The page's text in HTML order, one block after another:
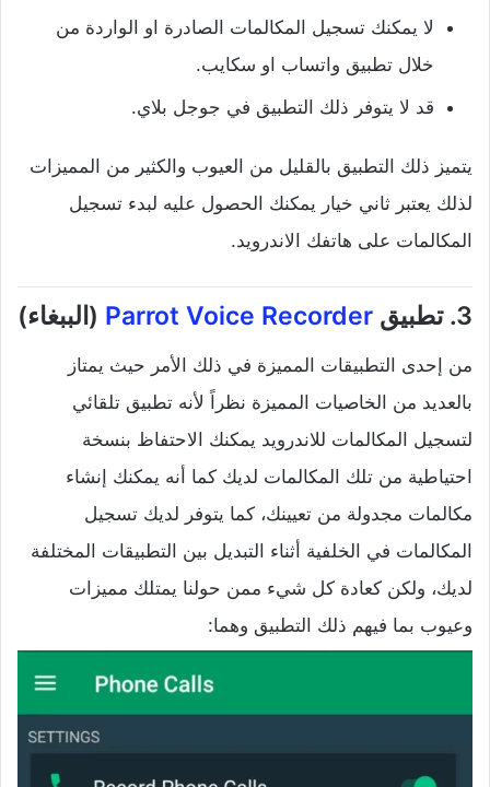
لا يمكنك تسجيل المكالمات الصادرة او الواردة من
خلال تطبيق واتساب او سكايب.
قد لا يتوفر ذلك التطبيق في جوجل بلاي.
يتميز ذلك التطبيق بالقليل من العيوب والكثير من المميزات
لذلك يعتبر ثاني خيار يمكنك الحصول عليه لبدء تسجيل
المكالمات على هاتفك الاندرويد.
3. تطبيق Parrot Voice Recorder (الببغاء)
من إحدى التطبيقات المميزة في ذلك الأمر حيث يمتاز
بالعديد من الخاصيات المميزة نظراً لأنه تطبيق تلقائي
لتسجيل المكالمات للاندرويد يمكنك الاحتفاظ بنسخة
احتياطية من تلك المكالمات لديك كما أنه يمكنك إنشاء
مكالمات مجدولة من تعيينك، كما يتوفر لديك تسجيل
المكالمات في الخلفية أثناء التبديل بين التطبيقات المختلفة
لديك، ولكن كعادة كل شيء ممن حولنا يمتلك مميزات
وعيوب بما فيهم ذلك التطبيق وهما: